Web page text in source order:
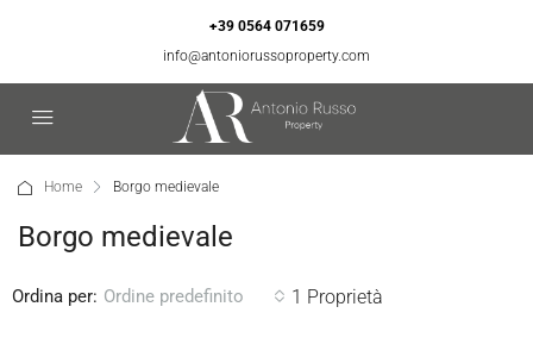
+39 0564 071659
info@antoniorussoproperty.com
Home Borgo medievale
Borgo medievale
1 Proprietà
Ordina per: Ordine predefinito